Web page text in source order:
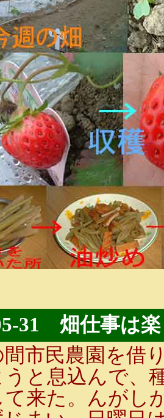
31 畑仕事は
市民農園を借
うと息込んで、
て来た。んがし